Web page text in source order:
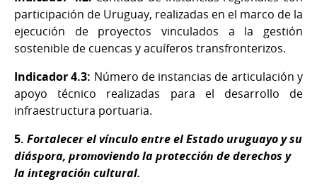
participación de Uruguay, realizadas en el marco de la
ejecución de proyectos vinculados a la gestión
sostenible de cuencas y acuíferos transfronterizos.
Indicador 4.3: Número de instancias de articulación y
apoyo técnico realizadas para el desarrollo de
infraestructura portuaria.
5. Fortalecer el vínculo entre el Estado uruguayo y su
diáspora, promoviendo la protección de derechos y
la integración cultural.